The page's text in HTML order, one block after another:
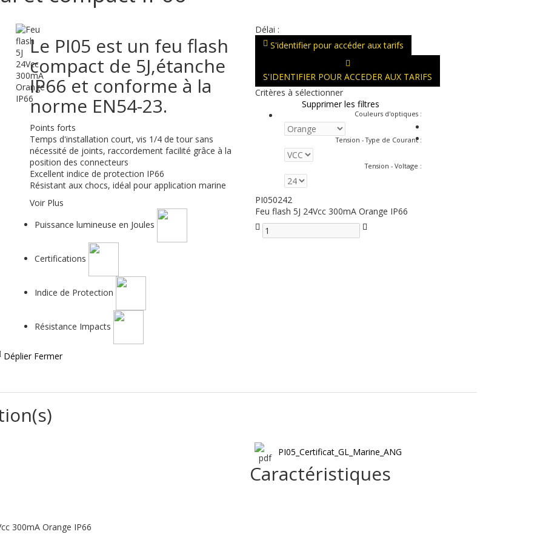
Le PI05 est un feu flash
compact de 5J,étanche
IP66 et conforme à la
norme EN54-23.
Points forts
Temps d'installation court, vis 1/4 de tour sans
nécessité de joints, raccordement facilité grâce à la
position des connecteurs
Excellent indice de protection IP66
Résistant aux chocs, idéal pour application marine
Voir Plus
Puissance lumineuse en Joules
Certifications
Indice de Protection
Résistance Impacts
Délai :
S'identifier pour accéder aux tarifs
S'IDENTIFIER POUR ACCEDER AUX TARIFS
Critères à sélectionner
Supprimer les filtres
Couleurs d'optiques :
Tension - Type de Courant:
Tension - Voltage :
PI050242
Feu flash 5J 24Vcc 300mA Orange IP66
Déplier Fermer
PI05_Certificat_GL_Marine_ANG
Caractéristiques
300mA Orange IP66